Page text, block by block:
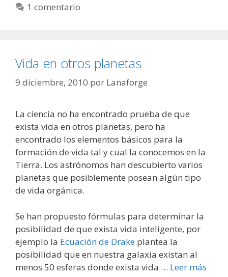
1 comentario
Vida en otros planetas
9 diciembre, 2010 por Lanaforge
La ciencia no ha encontrado prueba de que
exista vida en otros planetas, pero ha
encontrado los elementos básicos para la
formación de vida tal y cual la conocemos en la
Tierra. Los astrónomos han descubierto varios
planetas que posiblemente posean algún tipo
de vida orgánica.
Se han propuesto fórmulas para determinar la
posibilidad de que exista vida inteligente, por
ejemplo la Ecuación de Drake plantea la
posibilidad que en nuestra galaxia existan al
menos 50 esferas donde exista vida … Leer más